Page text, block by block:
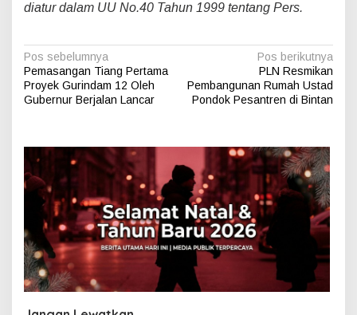
diatur dalam UU No.40 Tahun 1999 tentang Pers.
N
a
v
g
a
s
p
o
s
Pos sebelumnya
Pemasangan Tiang Pertama
Proyek Gurindam 12 Oleh
Gubernur Berjalan Lancar
Pos berikutnya
PLN Resmikan
Pembangunan Rumah Ustad
Pondok Pesantren di Bintan